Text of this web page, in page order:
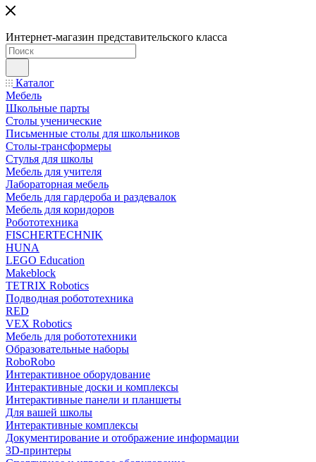
Интернет-магазин представительского класса
Каталог
Мебель
Школьные парты
Столы ученические
Письменные столы для школьников
Столы-трансформеры
Стулья для школы
Мебель для учителя
Лабораторная мебель
Мебель для гардероба и раздевалок
Мебель для коридоров
Робототехника
FISCHERTECHNIK
HUNA
LEGO Education
Makeblock
TETRIX Robotics
Подводная робототехника
RED
VEX Robotics
Мебель для робототехники
Образовательные наборы
RoboRobo
Интерактивное оборудование
Интерактивные доски и комплексы
Интерактивные панели и планшеты
Для вашей школы
Интерактивные комплексы
Документирование и отображение информации
3D-принтеры